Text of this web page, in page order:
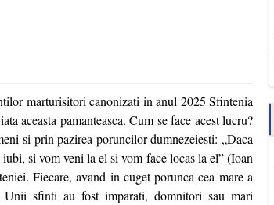
marturisitori canonizati in anul 2025 Sfintenia
aceasta pamanteasca. Cum se face acest lucru?
si prin pazirea poruncilor dumnezeiesti: „Daca
si vom veni la el si vom face locas la el” (Ioan
Fiecare, avand in cuget porunca cea mare a
sfinti au fost imparati, domnitori sau mari